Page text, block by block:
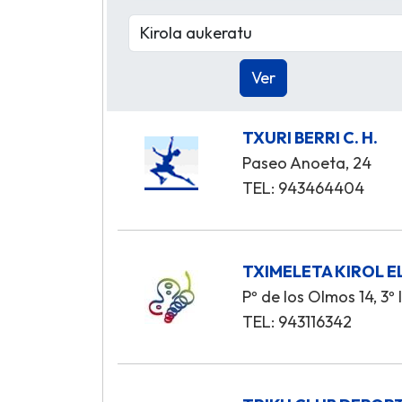
TXURI BERRI C. H.
Paseo Anoeta, 24
TEL: 943464404
TXIMELETA KIROL
Pº de los Olmos 14, 3º
TEL: 943116342